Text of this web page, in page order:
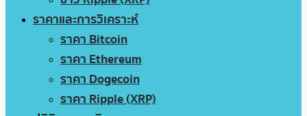
ราคาและการวิเคราะห์
ราคา Bitcoin
ราคา Ethereum
ราคา Dogecoin
ราคา Ripple (XRP)